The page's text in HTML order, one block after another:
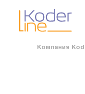
Компания